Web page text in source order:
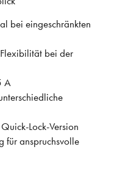
bei eingeschränkten
bei der
A
Lock-Version
für anspruchsvolle